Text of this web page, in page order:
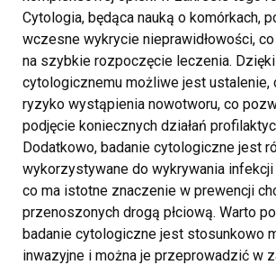
Cytologia, będąca nauką o komórkach,
wczesne wykrycie nieprawidłowości,
na szybkie rozpoczęcie leczenia.
cytologicznemu możliwe jest ustalenie,
ryzyko wystąpienia nowotworu, co
podjęcie koniecznych działań
Dodatkowo, badanie cytologiczne jest
wykorzystywane do wykrywania
co ma istotne znaczenie w prewencji
przenoszonych drogą płciową. Warto
badanie cytologiczne jest stosunkowo
inwazyjne i można je przeprowadzić w